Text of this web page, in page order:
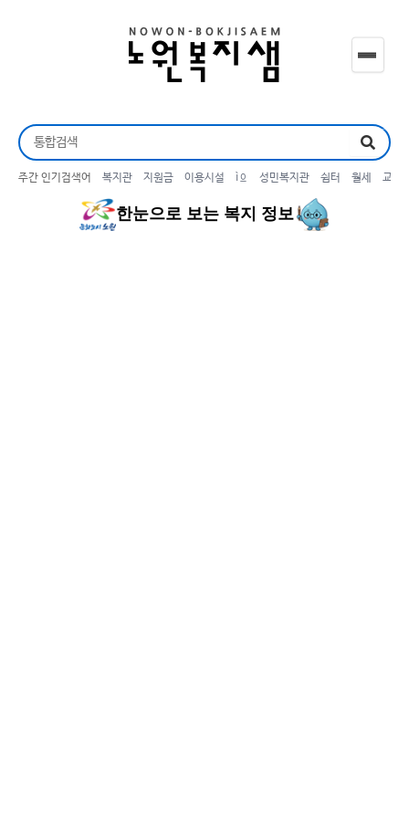
주간 인기검색어 복지관 지원금 이용시설 ìº 성민복지관 쉼터 월세 교육
한눈으로 보는 복지 정보